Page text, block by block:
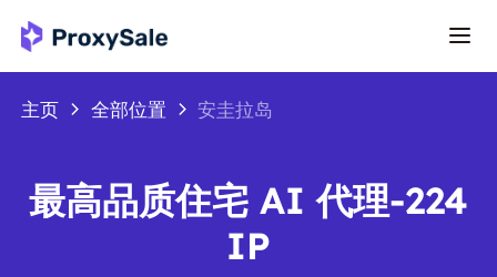
主页 全部位置 安圭拉岛
最高品质住宅 AI 代理-224
IP